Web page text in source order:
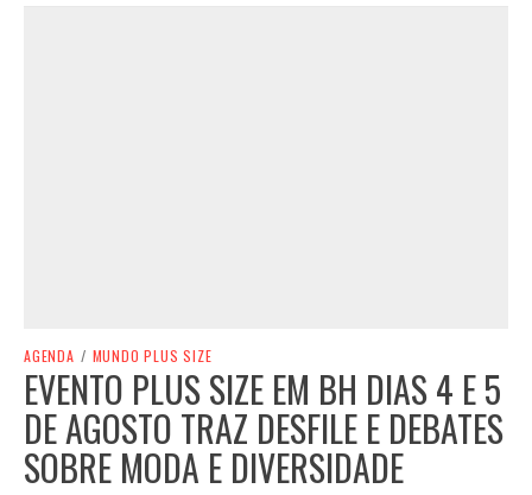
AGENDA / MUNDO PLUS SIZE
EVENTO PLUS SIZE EM BH DIAS 4 E 5
DE AGOSTO TRAZ DESFILE E DEBATES
SOBRE MODA E DIVERSIDADE